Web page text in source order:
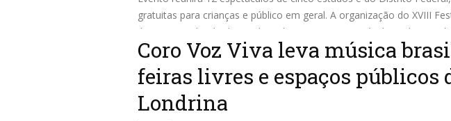
gratuitas para crianças e público em geral. A organização do XVIII
Ibiporã (Festibi) divulgou a lista dos grupos e espetáculos
Coro Voz Viva leva música
feiras livres e espaços públicos
Londrina